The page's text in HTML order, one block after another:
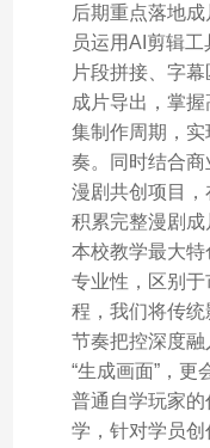
后期重点落地
员运用AI剪辑
片段拼接、字幕
成片导出，掌
集制作周期，
奏。同时结合
漫剧共创项目，
积累完整漫剧成
本校教学最大
专业性，区别
程，我们将传统
节奏把控深度
“生成画面”，更
普通自学玩家
学，针对学员